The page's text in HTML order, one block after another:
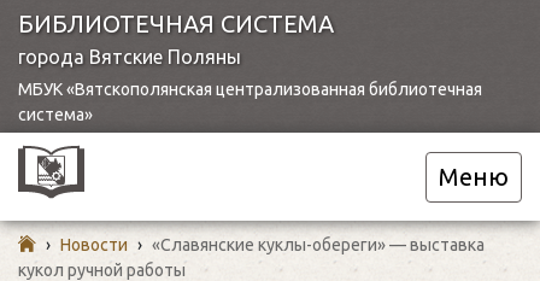
БИБЛИОТЕЧНАЯ СИСТЕМА
города Вятские Поляны
МБУК «Вятскополянская централизованная библиотечная
система»
Меню
› Новости › «Славянские куклы-обереги» — выставка
кукол ручной работы